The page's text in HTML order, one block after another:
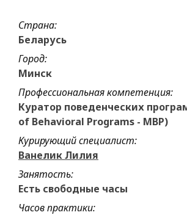
Страна:
Беларусь
Город:
Минск
Профессиональная компетенция:
Куратор поведенческих
of Behavioral Programs - MBP)
Курирующий специалист:
Ванелик Лилия
Занятость:
Есть свободные часы
Часов практики: